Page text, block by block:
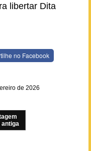
libertar Dita
no Facebook
de 2026